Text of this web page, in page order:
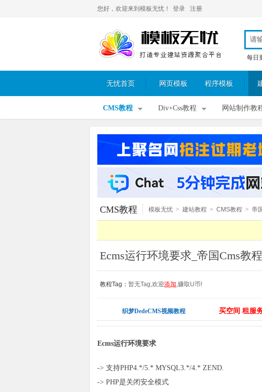
您好，欢迎来到模板无忧！ 登录 注册
每日
无忧首页 网页模板 程序模板
CMS教程 Div+Css教程 网站制作教
CMS教程 模板无忧 > 建站教程 > CMS教程 > 帝
Ecms运行环境要求_帝国Cms教程
教程Tag： 暂无Tag,欢迎添加,赚取U币!
织梦DedeCMS视频教程 买空间 租服
Ecms运行环境要求
-> 支持PHP4.*/5.* MYSQL3.*/4.* ZEND.
-> PHP是关闭安全模式